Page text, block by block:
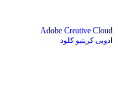
Adobe Creative Cloud
ادوبی کریتیو کلود